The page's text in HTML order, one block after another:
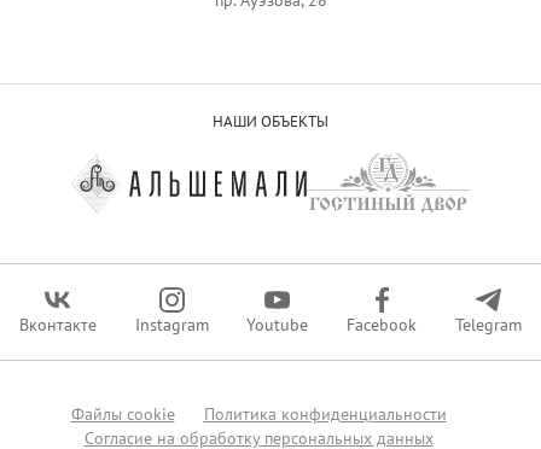
Вконтакте Instagram Youtube Facebook Telegram
НАШИ ОБЪЕКТЫ
Файлы сookie
Политика конфиденциальности
Согласие на обработку персональных данных